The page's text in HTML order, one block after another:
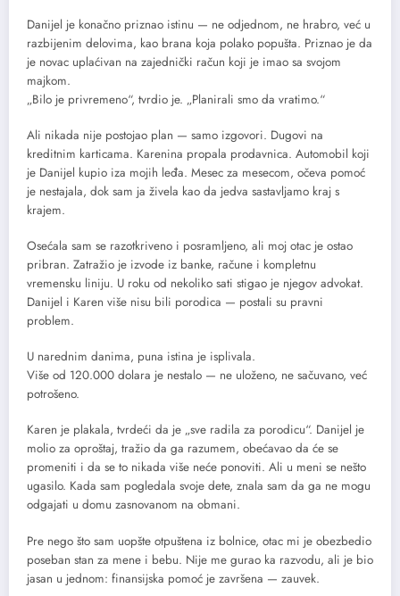
Danijel je konačno priznao istinu — ne odjednom, ne hrabro, već u
razbijenim delovima, kao brana koja polako popušta. Priznao je da
je novac uplaćivan na zajednički račun koji je imao sa svojom
majkom.
„Bilo je privremeno“, tvrdio je. „Planirali smo da vratimo.“
Ali nikada nije postojao plan — samo izgovori. Dugovi na
kreditnim karticama. Karenina propala prodavnica. Automobil koji
je Danijel kupio iza mojih leđa. Mesec za mesecom, očeva pomoć
je nestajala, dok sam ja živela kao da jedva sastavljamo kraj s
krajem.
Osećala sam se razotkriveno i posramljeno, ali moj otac je ostao
pribran. Zatražio je izvode iz banke, račune i kompletnu
vremensku liniju. U roku od nekoliko sati stigao je njegov advokat.
Danijel i Karen više nisu bili porodica — postali su pravni
problem.
U narednim danima, puna istina je isplivala.
Više od 120.000 dolara je nestalo — ne uloženo, ne sačuvano, već
potrošeno.
Karen je plakala, tvrdeći da je „sve radila za porodicu“. Danijel je
molio za oproštaj, tražio da ga razumem, obećavao da će se
promeniti i da se to nikada više neće ponoviti. Ali u meni se nešto
ugasilo. Kada sam pogledala svoje dete, znala sam da ga ne mogu
odgajati u domu zasnovanom na obmani.
Pre nego što sam uopšte otpuštena iz bolnice, otac mi je obezbedio
poseban stan za mene i bebu. Nije me gurao ka razvodu, ali je bio
jasan u jednom: finansijska pomoć je završena — zauvek.